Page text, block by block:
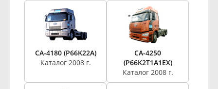
CA-4180 (P66K22A)
Каталог 2008 г.
CA-4250
(P66K2T1A1EX)
Каталог 2008 г.